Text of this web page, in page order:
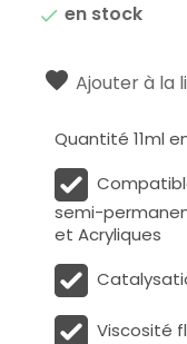
 en stock
Ajouter à la
Quantité 11ml
semi-
et Acryliques
Viscosité